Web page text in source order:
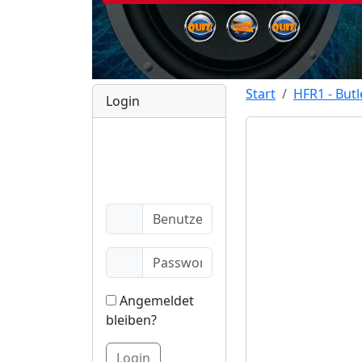
Login
Angemeldet
bleiben?
Login
Start HFR1 -